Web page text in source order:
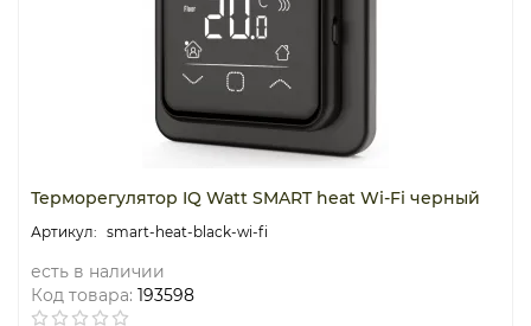
Терморегулятор IQ Watt SMART heat Wi-Fi черный
smart-heat-black-wi-fi
есть в наличии
Код товара: 193598